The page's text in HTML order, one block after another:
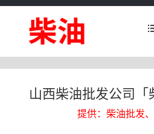
山西柴油批发公司「
提供：柴油批发